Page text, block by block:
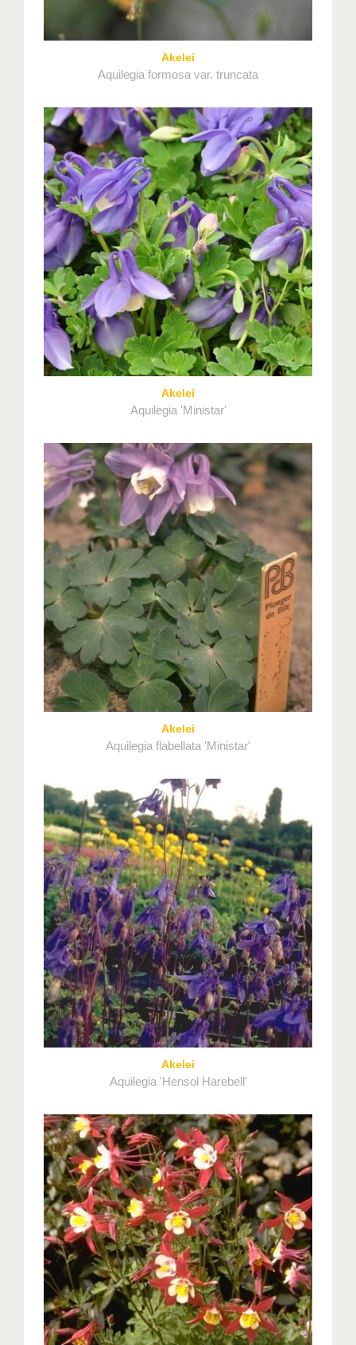
Akelei
Aquilegia formosa var. truncata
Akelei
Aquilegia 'Ministar'
Akelei
Aquilegia flabellata 'Ministar'
Akelei
Aquilegia 'Hensol Harebell'